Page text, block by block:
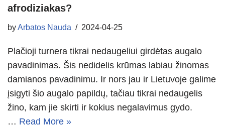
afrodiziakas?
byArbatos Nauda 2024-04-25
Plačioji turnera tikrai nedaugeliui girdėtas augalo
pavadinimas. Šis nedidelis krūmas labiau žinomas
damianos pavadinimu. Ir nors jau ir Lietuvoje galime
įsigyti šio augalo papildų, tačiau tikrai nedaugelis
žino, kam jie skirti ir kokius negalavimus gydo.
… Read More »